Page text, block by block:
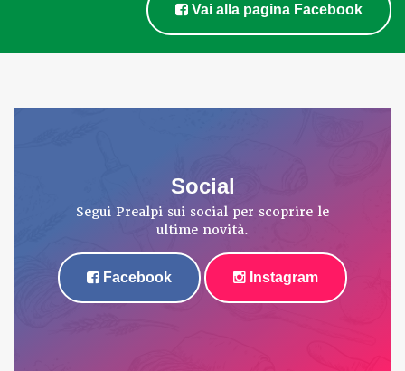
Vai alla pagina Facebook
Social
Segui Prealpi sui social per scoprire le
ultime novità.
Facebook Instagram